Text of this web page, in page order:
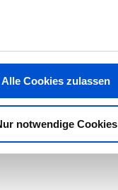
Alle Cookies zulassen
notwendige Cookies